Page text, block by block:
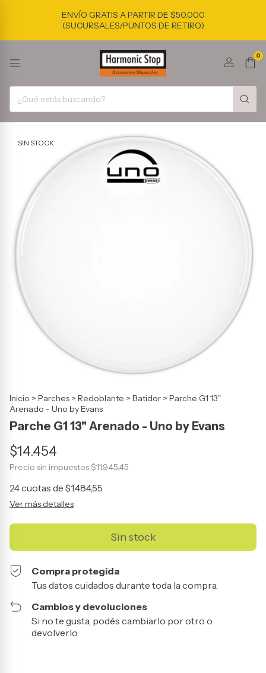
ENVÍO GRATIS A PARTIR DE $50.000
(SUCURSALES/PUNTOS DE RETIRO)
0
SIN STOCK
Inicio > Parches > Redoblante > Batidor > Parche G1 13"
Arenado - Uno by Evans
Parche G1 13" Arenado - Uno by Evans
$14.454
Precio sin impuestos$11.945,45
24cuotas de $1.484,55
Ver más detalles
Compra protegida
Tus datos cuidados durante toda la compra.
Cambios y devoluciones
Si no te gusta, podés cambiarlo por otro o
devolverlo.